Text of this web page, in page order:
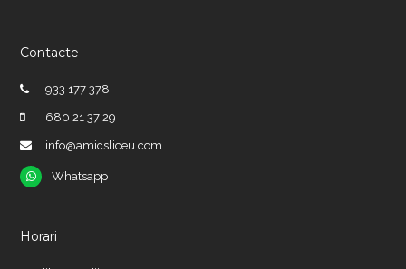
Contacte
933 177 378
680 21 37 29
info@amicsliceu.com
Whatsapp
Whatsapp
Horari